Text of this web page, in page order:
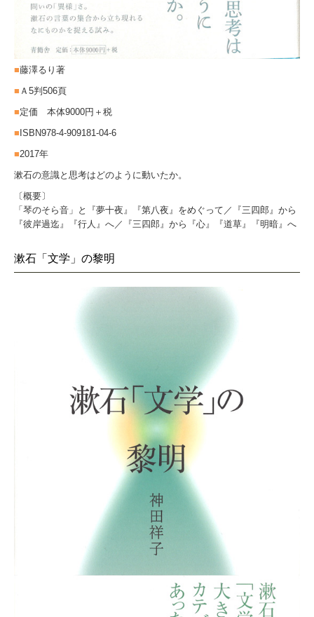
■藤澤るり著
■ Ａ5判506頁
■定価 本体9000円＋税
■ ISBN978-4-909181-04-6
■2017年
漱石の意識と思考はどのように動いたか。
〔概要〕
「琴のそら音」と『夢十夜』『第八夜』をめぐって／『三四郎』から
『彼岸過迄』『行人』へ／『三四郎』から『心』『道草』『明暗』へ
漱石「文学」の黎明